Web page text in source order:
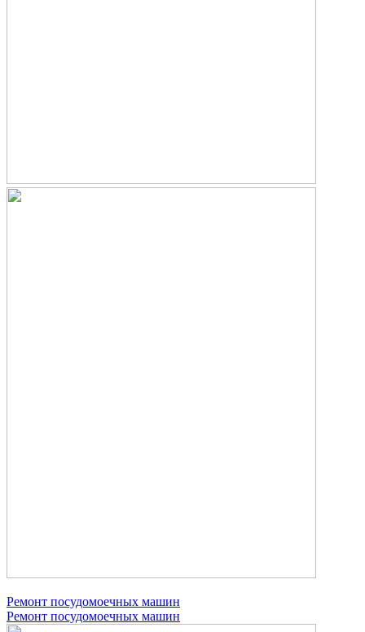
Ремонт посудомоечных машин
Ремонт посудомоечных машин